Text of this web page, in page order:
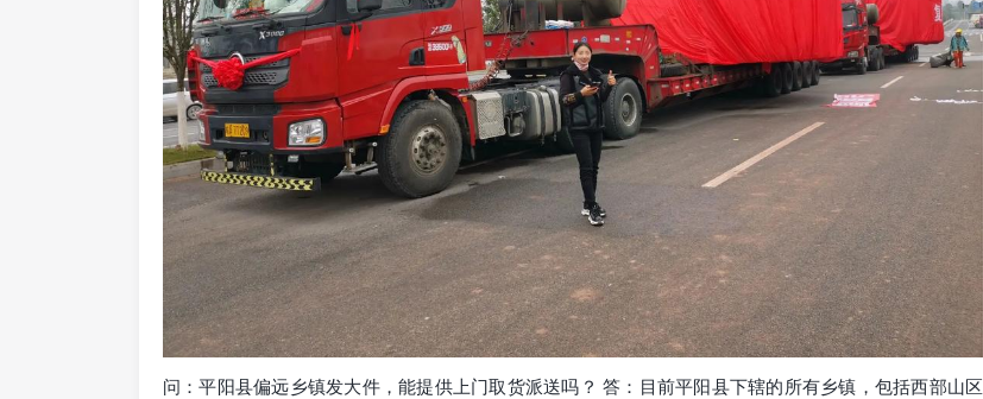
问：平阳县偏远乡镇发大件，能提供上门取货派送吗？ 答：目前平阳县下辖的所有乡镇，包括西部山区